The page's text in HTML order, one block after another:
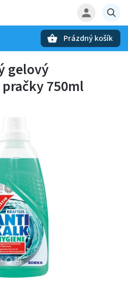
Prázdný košík
gelový
750ml